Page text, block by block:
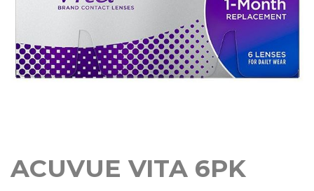
ACUVUE VITA 6PK